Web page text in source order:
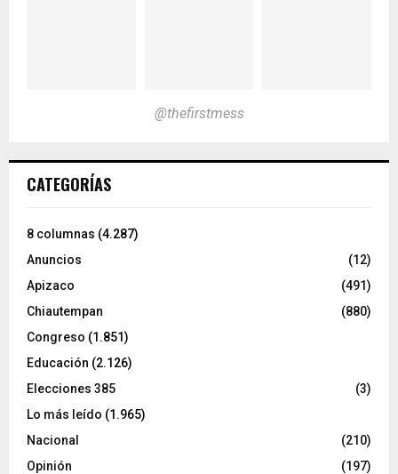
@thefirstmess
CATEGORÍAS
8 columnas (4.287)
Anuncios
(12)
Apizaco
(491)
Chiautempan
(880)
Congreso (1.851)
Educación (2.126)
Elecciones 385
(3)
Lo más leído (1.965)
Nacional
(210)
Opinión
(197)